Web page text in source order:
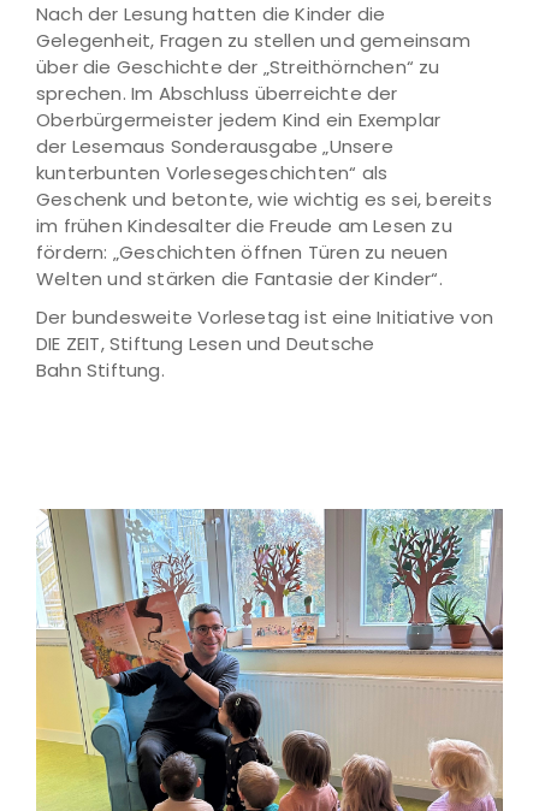
Nach der Lesung hatten die Kinder die
Gelegenheit, Fragen zu stellen und gemeinsam
über die Geschichte der „Streithörnchen“ zu
sprechen. Im Abschluss überreichte der
Oberbürgermeister jedem Kind ein Exemplar
der Lesemaus Sonderausgabe „Unsere
kunterbunten Vorlesegeschichten“ als
Geschenk und betonte, wie wichtig es sei, bereits
im frühen Kindesalter die Freude am Lesen zu
fördern: „Geschichten öffnen Türen zu neuen
Welten und stärken die Fantasie der Kinder“.
Der bundesweite Vorlesetag ist eine Initiative von
DIE ZEIT, Stiftung Lesen und Deutsche
Bahn Stiftung.